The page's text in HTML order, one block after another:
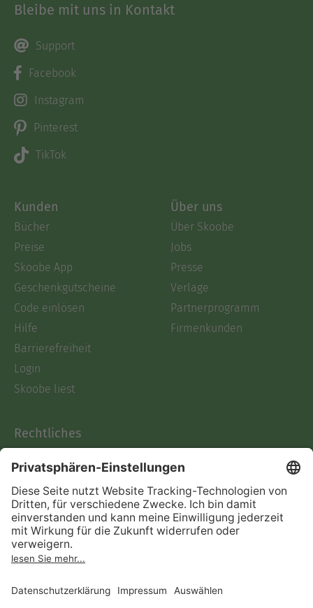
Bleibe mit uns in Kontakt
Support
Facebook
Instagram
Pinterest
TikTok
Kunden
Bücher
Preise
Skoobe App
Geschenkgutscheine
Code einlösen
Hilfe
Barrierefreiheit
Login
Skoobe liest
Über uns
Über Skoobe
Jobs
Presse
Verlage
Partnerprogramm
Firmenkunden
Rechtliches
AGB
Informationen nach Data
Act
Verträge hier kündigen
Impressum